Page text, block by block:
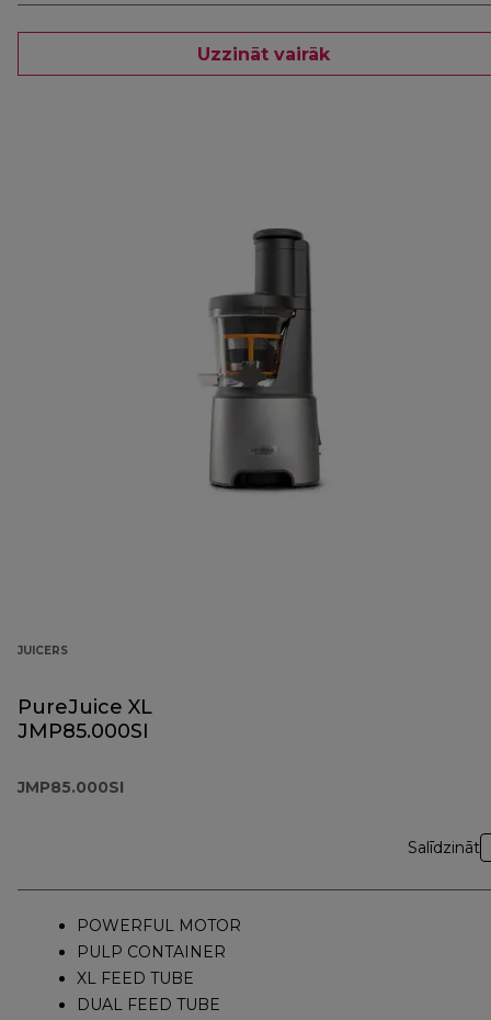
Uzzināt vairāk
JUICERS
PureJuice XL
JMP85.000SI
JMP85.000SI
Salīdzināt
POWERFUL MOTOR
PULP CONTAINER
XL FEED TUBE
DUAL FEED TUBE